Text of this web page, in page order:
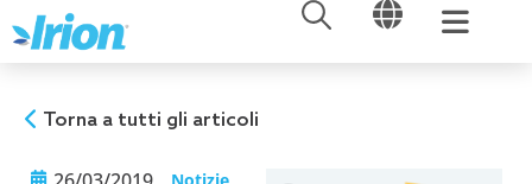
al
contenuto
APRI APRI
Torna a tutti gli articoli